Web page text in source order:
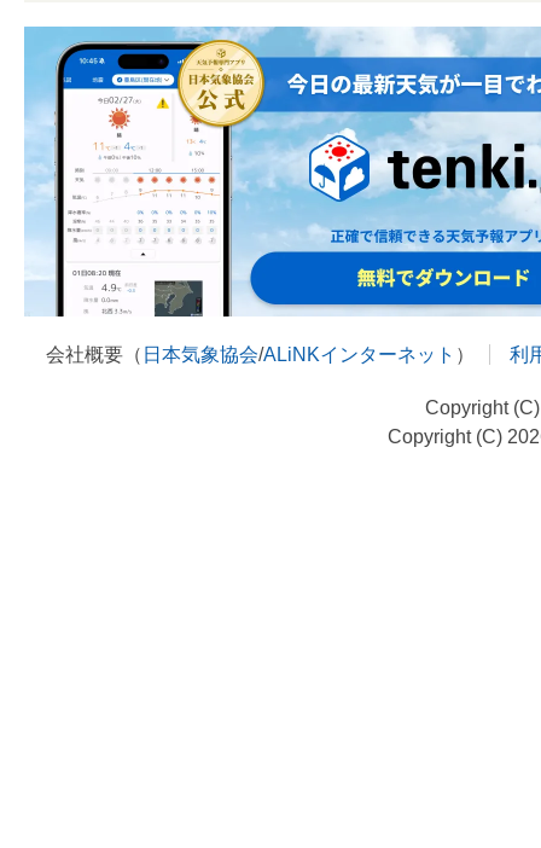
会社概要（ 日本気象協会/ALiNKインターネット ） 利
Copyright
Copyright (C)